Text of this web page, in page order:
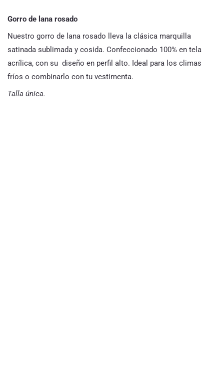
Gorro de lana rosado
Nuestro gorro de lana rosado lleva la clásica marquilla
satinada sublimada y cosida. Confeccionado 100% en tela
acrílica, con su diseño en perfil alto. Ideal para los climas
fríos o combinarlo con tu vestimenta.
Talla única.